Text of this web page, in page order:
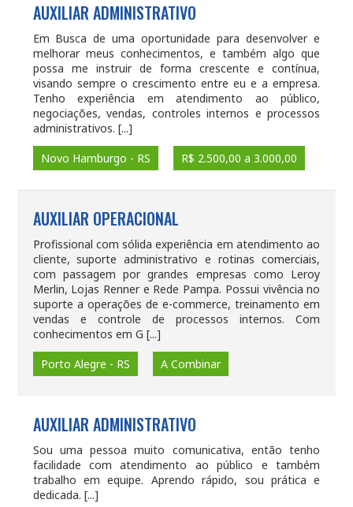
AUXILIAR ADMINISTRATIVO
Em Busca de uma oportunidade para desenvolver e
melhorar meus conhecimentos, e também algo que
possa me instruir de forma crescente e contínua,
visando sempre o crescimento entre eu e a empresa.
Tenho experiência em atendimento ao público,
negociações, vendas, controles internos e processos
administrativos. [...]
Novo Hamburgo - RS
R$ 2.500,00 a 3.000,00
AUXILIAR OPERACIONAL
Profissional com sólida experiência em atendimento ao
cliente, suporte administrativo e rotinas comerciais,
com passagem por grandes empresas como Leroy
Merlin, Lojas Renner e Rede Pampa. Possui vivência no
suporte a operações de e-commerce, treinamento em
vendas e controle de processos internos. Com
conhecimentos em G [...]
Porto Alegre - RS
A Combinar
AUXILIAR ADMINISTRATIVO
Sou uma pessoa muito comunicativa, então tenho
facilidade com atendimento ao público e também
trabalho em equipe. Aprendo rápido, sou prática e
dedicada. [...]